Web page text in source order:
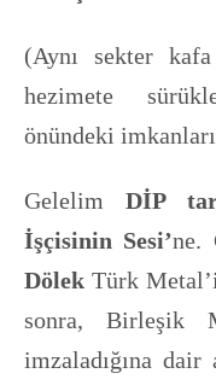
(Aynı sekter
hezimete
önündeki
Gelelim DİP
İşçisinin Sesi’ne.
Dölek Türk
sonra, Birleşik
imzaladığına dair